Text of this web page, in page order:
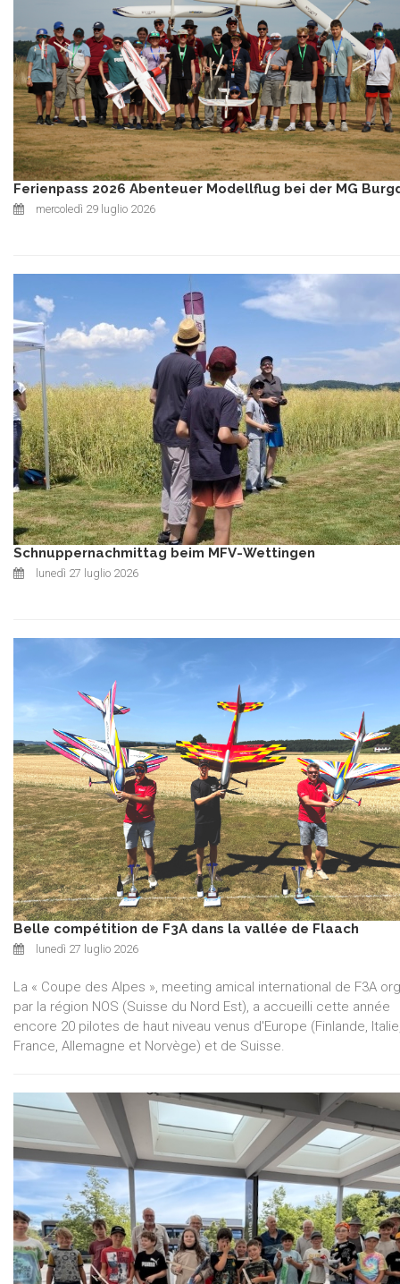
Ferienpass 2026 Abenteuer Modellflug bei der MG
mercoledì 29 luglio 2026
Schnuppernachmittag beim MFV-Wettingen
lunedì 27 luglio 2026
Belle compétition de F3A dans la vallée de Flaach
lunedì 27 luglio 2026
La « Coupe des Alpes », meeting amical international de F3A
par la région NOS (Suisse du Nord Est), a accueilli cette année
encore 20 pilotes de haut niveau venus d'Europe (Finlande,
France, Allemagne et Norvège) et de Suisse.